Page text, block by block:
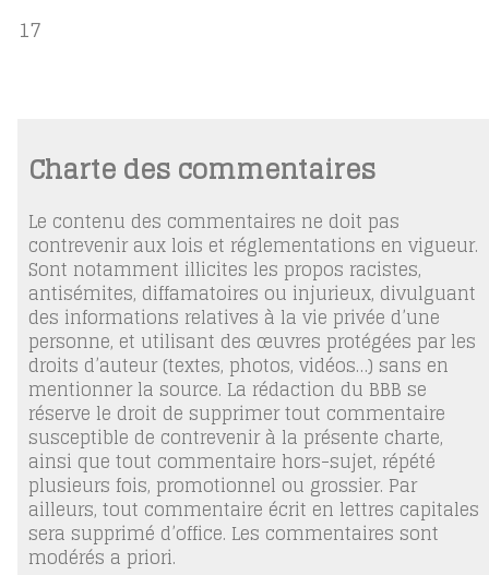
17
Charte des commentaires
Le contenu des commentaires ne doit pas
contrevenir aux lois et réglementations en vigueur.
Sont notamment illicites les propos racistes,
antisémites, diffamatoires ou injurieux, divulguant
des informations relatives à la vie privée d’une
personne, et utilisant des œuvres protégées par les
droits d’auteur (textes, photos, vidéos…) sans en
mentionner la source. La rédaction du BBB se
réserve le droit de supprimer tout commentaire
susceptible de contrevenir à la présente charte,
ainsi que tout commentaire hors-sujet, répété
plusieurs fois, promotionnel ou grossier. Par
ailleurs, tout commentaire écrit en lettres capitales
sera supprimé d’office. Les commentaires sont
modérés a priori.